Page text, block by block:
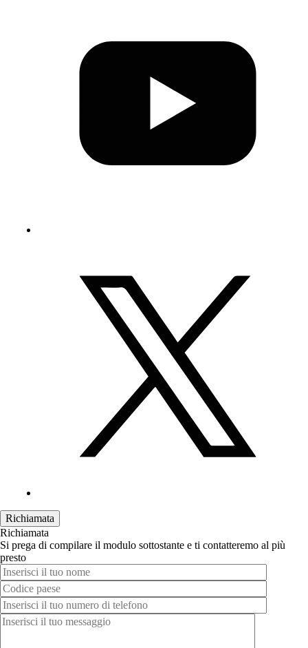
Richiamata
Richiamata
Si prega di compilare il modulo sottostante e ti contatteremo al più
presto